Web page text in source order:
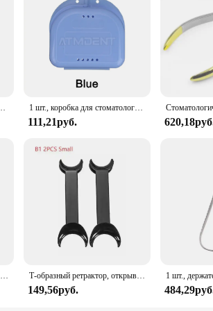
who needs to keep their orthodontic appliances
in the right place. The secure locking mechanism
is the perfect companion for your orthodontic
that adapts to your lifestyle. Its compact size and
it a hygienic choice for storing your
to last. Its durable construction ensures that
a product; it's a reliable partner in your
предметов для гигиены полости рта 1 шт., коробка для стоматологических протезов
111,21руб.
Т-образный ретрактор, открывалка для рта, двойная головка, 2 шт., ортодонтический открывалка для зубов, стоматологические инструменты, маленькая, большая лаборатория Т-образный ретрактор, открывалка для рта, двойная головка, 2 шт., ортодонтический открывалка для зубов, стоматологические инструменты, маленькая, большая лаборатория
149,56руб.